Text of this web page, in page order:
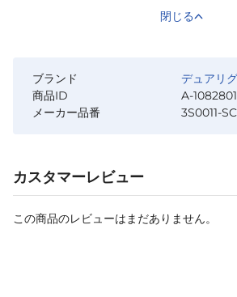
閉じる
ブランド
デュアリグ
商品ID
A-
メーカー品番
3S0011-
カスタマーレビュー
この商品のレビューはまだありません。